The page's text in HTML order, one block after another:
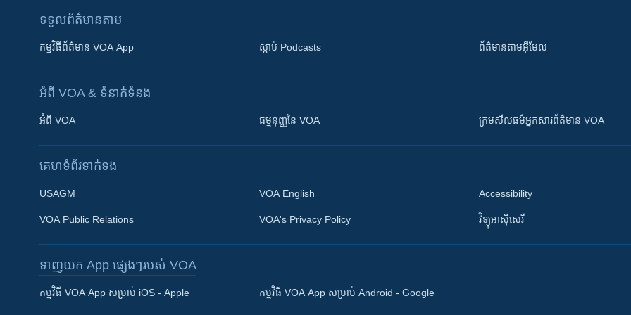
Khmer English
ទទួល​ព័ត៌មាន​តាម
កម្មវិធី​ព័ត៌មាន VOA App ស្តាប់ Podcasts ព័ត៌មាន​តាម​អ៊ីមែល
អំពី​ VOA & ទំនាក់ទំនង
អំពី​ VOA ធម្មនុញ្ញ​នៃ VOA ក្រម​​​សីលធម៌​​​អ្នក​​​សារព័ត៌មាន VOA
គេហទំព័រ​​ទាក់ទង
USAGM
VOA Public Relations
VOA English
VOA's Privacy Policy
Accessibility
វិទ្យុ​អាស៊ី​សេរី
ទាញយក​ App ផ្សេងៗ​របស់​ VOA
កម្មវិធី​ VOA App សម្រាប់ iOS - Apple កម្មវិធី​ VOA App សម្រាប់ Android - Google